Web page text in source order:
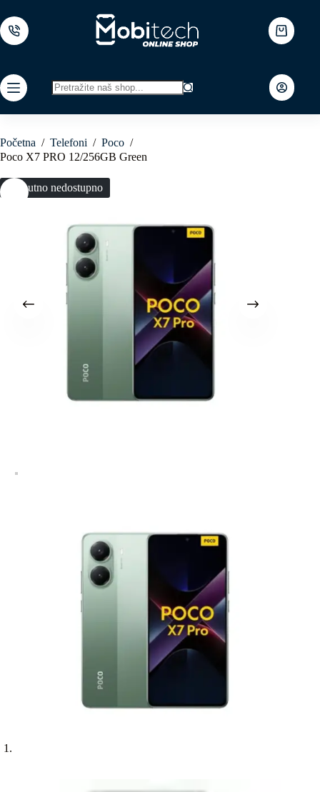
to
content
Shopping
cart
results
Početna / Telefoni / Poco /
Poco X7 PRO 12/256GB Green
Trenutno nedostupno